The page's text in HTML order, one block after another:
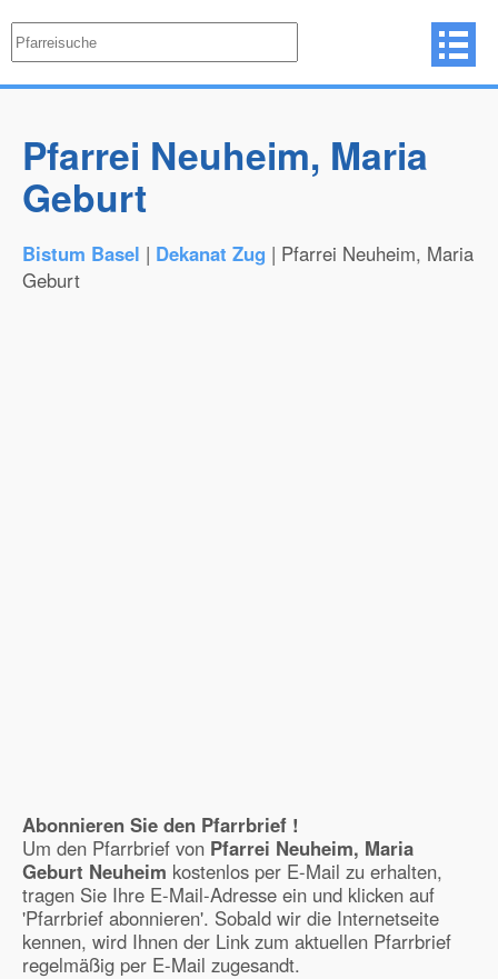
Pfarrei Neuheim, Maria
Geburt
Bistum Basel | Dekanat Zug | Pfarrei Neuheim, Maria
Geburt
Abonnieren Sie den Pfarrbrief !
Um den Pfarrbrief von Pfarrei Neuheim, Maria
Geburt Neuheim kostenlos per E-Mail zu erhalten,
tragen Sie Ihre E-Mail-Adresse ein und klicken auf
'Pfarrbrief abonnieren'. Sobald wir die Internetseite
kennen, wird Ihnen der Link zum aktuellen Pfarrbrief
regelmäßig per E-Mail zugesandt.